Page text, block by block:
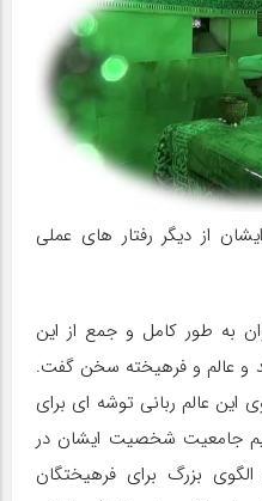
از دیگر رفتار های عملی
به طور کامل و جمع از این
و عالم و فرهیخته سخن گفت.
این عالم ربانی توشه ای برای
جامعیت شخصیت ایشان در
بزرگ برای فرهیختگان